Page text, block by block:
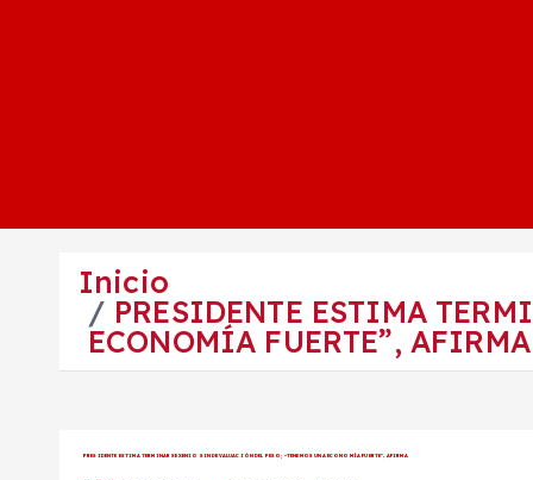
Inicio
PRESIDENTE ESTIMA
ECONOMÍA FUERTE”, AFIRMA
PRESIDENTE ESTIMA TERMINAR SEXENIO SIN DEVALUACIÓN DEL PESO; “TENEMOS UNA ECONOMÍA FUERTE”, AFIRMA